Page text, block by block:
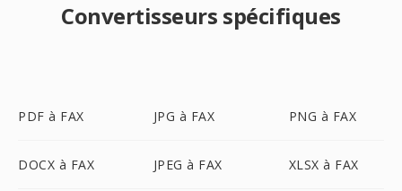
Convertisseurs spécifiques
PDF à FAX JPG à FAX PNG à FAX
DOCX à FAX JPEG à FAX XLSX à FAX